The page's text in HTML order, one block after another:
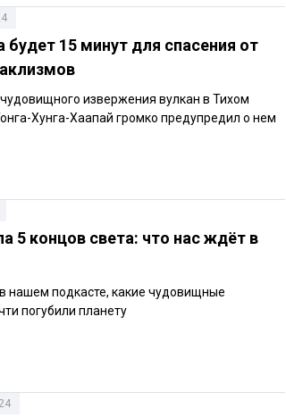
будет 15 минут для спасения от
извержения вулкан в Тихом
Хунга-Хаапай громко предупредил о нем
5 концов света: что нас ждёт в
нашем подкасте, какие чудовищные
погубили планету